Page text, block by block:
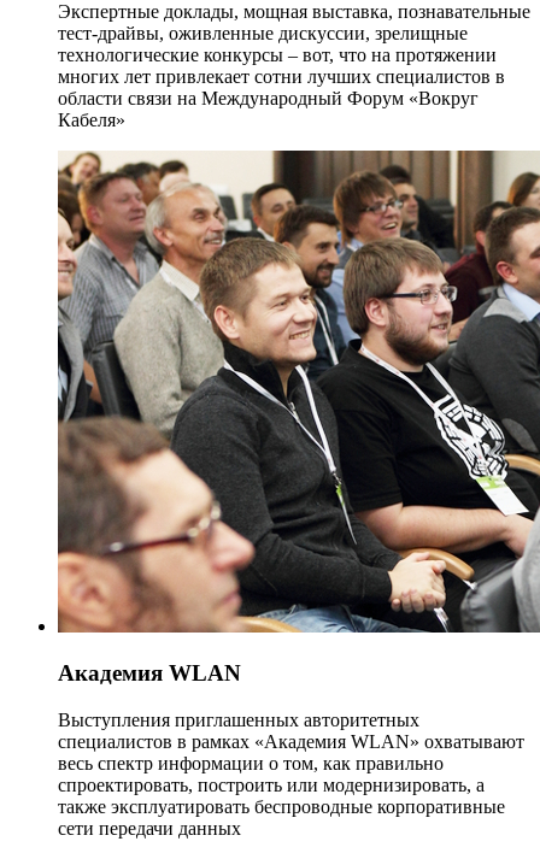
Экспертные доклады, мощная выставка, познавательные
тест-драйвы, оживленные дискуссии, зрелищные
технологические конкурсы – вот, что на протяжении
многих лет привлекает сотни лучших специалистов в
области связи на Международный Форум «Вокруг
Кабеля»
Академия WLAN
Выступления приглашенных авторитетных
специалистов в рамках «Академия WLAN» охватывают
весь спектр информации о том, как правильно
спроектировать, построить или модернизировать, а
также эксплуатировать беспроводные корпоративные
сети передачи данных